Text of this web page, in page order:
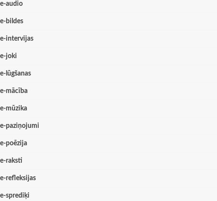
e-audio
e-bildes
e-intervijas
e-joki
e-lūgšanas
e-mācība
e-mūzika
e-paziņojumi
e-poēzija
e-raksti
e-refleksijas
e-sprediķi